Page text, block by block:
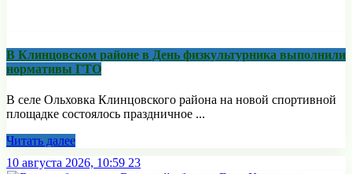
В Клинцовском районе в День физкультурника выполнили
нормативы ГТО
В селе Ольховка Клинцовского района на новой спортивной
площадке состоялось праздничное ...
Читать далее
10 августа 2026, 10:59 23